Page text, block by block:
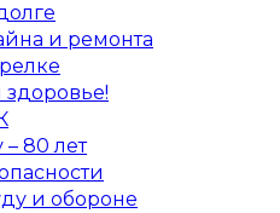
и ремонта
– 80 лет
и обороне